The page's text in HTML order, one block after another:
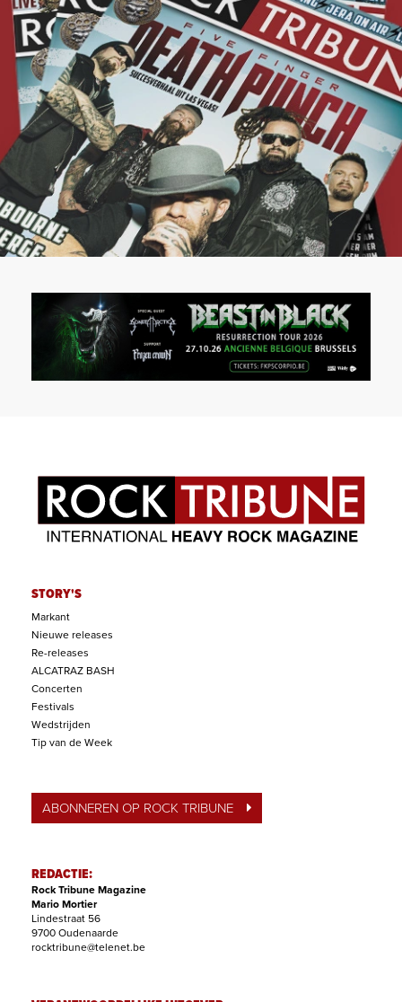
STORY'S
Markant
Nieuwe releases
Re-releases
ALCATRAZ BASH
Concerten
Festivals
Wedstrijden
Tip van de Week
ABONNEREN OP ROCK TRIBUNE
REDACTIE:
Rock Tribune Magazine
Mario Mortier
Lindestraat 56
9700 Oudenaarde
rocktribune@telenet.be